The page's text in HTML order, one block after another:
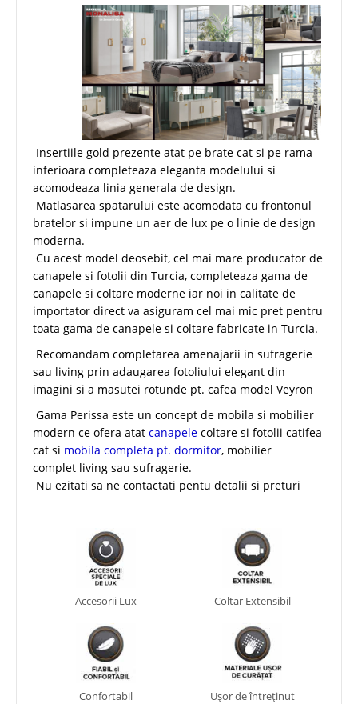
Insertiile gold prezente atat pe brate cat si pe rama
inferioara completeaza eleganta modelului si
acomodeaza linia generala de design.
Matlasarea spatarului este acomodata cu frontonul
bratelor si impune un aer de lux pe o linie de design
moderna.
Cu acest model deosebit, cel mai mare producator de
canapele si fotolii din Turcia, completeaza gama de
canapele si coltare moderne iar noi in calitate de
importator direct va asiguram cel mai mic pret pentru
toata gama de canapele si coltare fabricate in Turcia.
Recomandam completarea amenajarii in sufragerie
sau living prin adaugarea fotoliului elegant din
imagini si a masutei rotunde pt. cafea model Veyron
Gama Perissa este un concept de mobila si mobilier
modern ce ofera atat canapele coltare si fotolii catifea
cat si mobila completa pt. dormitor, mobilier
complet living sau sufragerie.
Nu ezitati sa ne contactati pentu detalii si preturi
Accesorii Lux Coltar Extensibil
Confortabil Ușor de întreținut